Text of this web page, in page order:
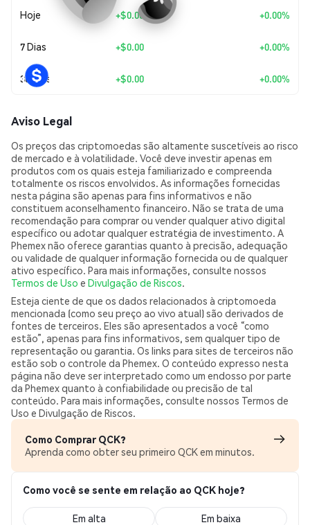
Hoje +$0.00 +0.00%
7 Dias +$0.00 +0.00%
30 Dias +$0.00 +0.00%
Aviso Legal
Os preços das criptomoedas são altamente suscetíveis ao risco
de mercado e à volatilidade. Você deve investir apenas em
produtos com os quais esteja familiarizado e compreenda
totalmente os riscos envolvidos. As informações fornecidas
nesta página são apenas para fins informativos e não
constituem aconselhamento financeiro. Não se trata de uma
recomendação para comprar ou vender qualquer ativo digital
específico ou adotar qualquer estratégia de investimento. A
Phemex não oferece garantias quanto à precisão, adequação
ou validade de qualquer informação fornecida ou de qualquer
ativo específico. Para mais informações, consulte nossos
Termos de Uso e Divulgação de Riscos.
Esteja ciente de que os dados relacionados à criptomoeda
mencionada (como seu preço ao vivo atual) são derivados de
fontes de terceiros. Eles são apresentados a você “como
estão”, apenas para fins informativos, sem qualquer tipo de
representação ou garantia. Os links para sites de terceiros não
estão sob o controle da Phemex. O conteúdo expresso nesta
página não deve ser interpretado como um endosso por parte
da Phemex quanto à confiabilidade ou precisão de tal
conteúdo. Para mais informações, consulte nossos Termos de
Uso e Divulgação de Riscos.
Como Comprar QCK?
Aprenda como obter seu primeiro QCK em minutos.
Como você se sente em relação ao QCK hoje?
Em alta Em baixa